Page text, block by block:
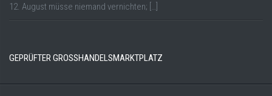
12. August müsse niemand vernichten; […]
GEPRÜFTER GROSSHANDELSMARKTPLATZ